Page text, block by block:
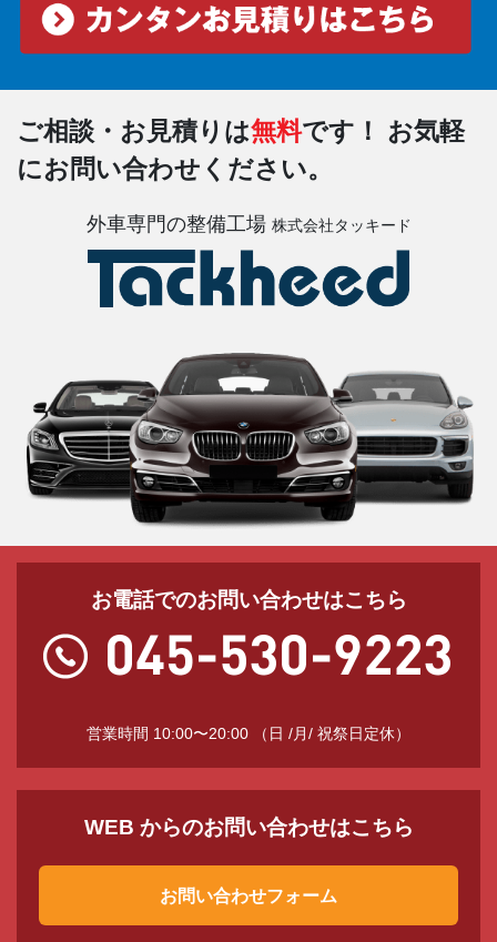
ご相談・お見積りは無料です！
お気軽
にお問い合わせください。
外車専門の整備工場 株式会社タッキード
お電話でのお問い合わせはこちら
営業時間 10:00〜20:00 （日 /月/ 祝祭日定休）
WEB からのお問い合わせはこちら
お問い合わせフォーム